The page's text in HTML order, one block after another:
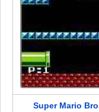
Super Mario